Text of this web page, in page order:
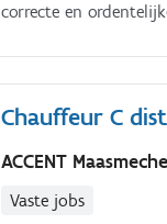
correcte en
Chauffeur C
ACCENT
Vaste jobs